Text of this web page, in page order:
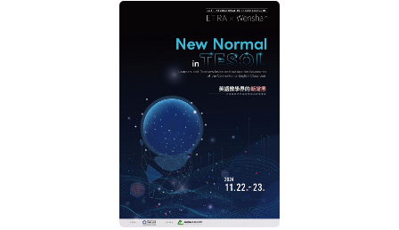
度在世界各地舉辦國際研討會，曾經合作對象包括英國牛
津大學、美國馬里蘭大學、 西班牙塞維亞大學、法國巴黎
大學、日本京都神戶女學院大學等，此次與政治大學英文
系合辦， 意義非凡。此次研討會為期四天，有上百位國內
外詩學專業學者、 藝術家、翻譯家、教育家與生態工作者
共襄盛舉，籌備委員會精心安排三十場專題講座、美國與
台灣植物學家政大校園植物巡禮、文山優人神鼓、 紐約作
曲家以及政大學生音樂演出、讀詩猜謎會、北美與奧地利
戲劇以及本地多種藝術、音樂以及研習工作坊等精彩活
動，近日正緊鑼密鼓安排詳細行程表，期待以詩會友，敬
邀海內外知音踴躍報名參加! 日期: 114年6月19日至6月22